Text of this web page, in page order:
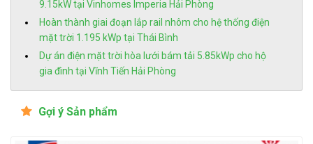
9.15kW tại Vinhomes Imperia Hải Phòng
Hoàn thành giai đoạn lắp rail nhôm cho hệ thống điện
mặt trời 1.195 kWp tại Thái Bình
Dự án điện mặt trời hòa lưới bám tải 5.85kWp cho hộ
gia đình tại Vĩnh Tiến Hải Phòng
Gợi ý Sản phẩm